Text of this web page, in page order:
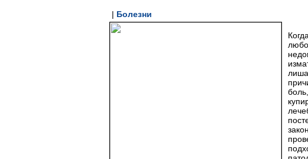
| Болезни